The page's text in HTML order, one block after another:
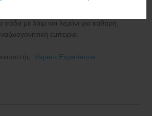
με λάιμ και λεμόνι για καθαρή,
εμπειρία.
Vapers Experience